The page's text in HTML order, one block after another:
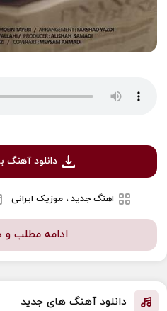
دانلود آهنگ
اهنگ جدید ، موزیک ایرانی
ادامه مطلب و
دانلود آهنگ های جدید